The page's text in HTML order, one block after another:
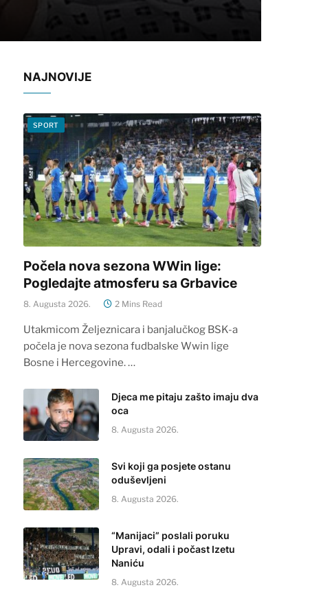
NAJNOVIJE
SPORT
Počela nova sezona WWin lige:
Pogledajte atmosferu sa Grbavice
8. Augusta 2026. 2 Mins Read
Utakmicom Željeznicara i banjalučkog BSK-a
počela je nova sezona fudbalske Wwin lige
Bosne i Hercegovine. …
Djeca me pitaju zašto imaju dva
oca
8. Augusta 2026.
Svi koji ga posjete ostanu
oduševljeni
8. Augusta 2026.
“Manijaci” poslali poruku
Upravi, odali i počast Izetu
Naniću
8. Augusta 2026.